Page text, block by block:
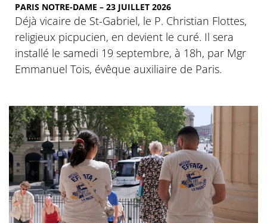
PARIS NOTRE-DAME – 23 JUILLET 2026
Déjà vicaire de St-Gabriel, le P. Christian Flottes,
religieux picpucien, en devient le curé. Il sera
installé le samedi 19 septembre, à 18h, par Mgr
Emmanuel Tois, évêque auxiliaire de Paris.